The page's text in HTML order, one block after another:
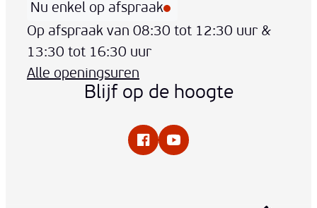
Nu enkel op afspraak
Op afspraak van 08:30 tot 12:30 uur &
13:30 tot 16:30 uur
Alle openingsuren
Blijf op de hoogte
FacebookYouTube